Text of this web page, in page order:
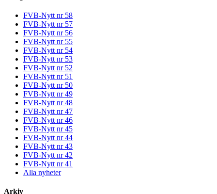
FVB-Nytt nr 58
FVB-Nytt nr 57
FVB-Nytt nr 56
FVB-Nytt nr 55
FVB-Nytt nr 54
FVB-Nytt nr 53
FVB-Nytt nr 52
FVB-Nytt nr 51
FVB-Nytt nr 50
FVB-Nytt nr 49
FVB-Nytt nr 48
FVB-Nytt nr 47
FVB-Nytt nr 46
FVB-Nytt nr 45
FVB-Nytt nr 44
FVB-Nytt nr 43
FVB-Nytt nr 42
FVB-Nytt nr 41
Alla nyheter
Arkiv